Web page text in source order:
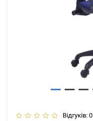
Відгуків: 0